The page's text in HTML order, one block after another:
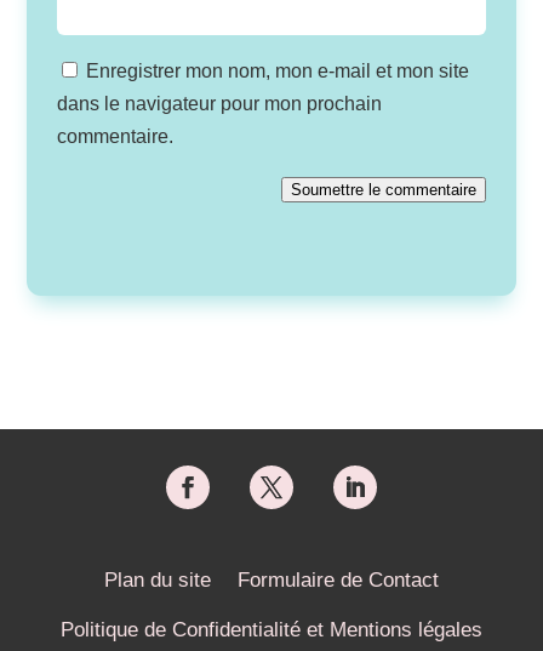
Enregistrer mon nom, mon e-mail et mon site
dans le navigateur pour mon prochain
commentaire.
Soumettre le commentaire
Plan du site Formulaire de Contact
Politique de Confidentialité et Mentions légales